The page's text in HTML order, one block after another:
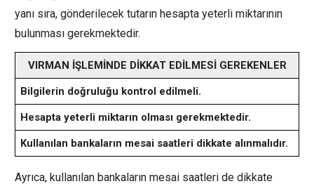
yanı sıra, gönderilecek tutarın hesapta yeterli miktarının
bulunması gerekmektedir.
VIRMAN İŞLEMİNDE DİKKAT EDİLMESİ GEREKENLER
Bilgilerin doğruluğu kontrol edilmeli.
Hesapta yeterli miktarın olması gerekmektedir.
Kullanılan bankaların mesai saatleri dikkate alınmalıdır.
Ayrıca, kullanılan bankaların mesai saatleri de dikkate